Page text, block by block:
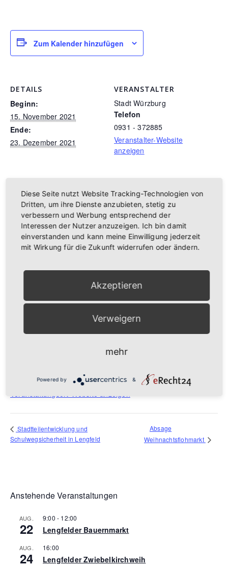
Zum Kalender hinzufügen
DETAILS
Beginn:
15. November 2021
Ende:
23. Dezember 2021
VERANSTALTER
Stadt Würzburg
Telefon
0931 - 372885
Veranstalter-Website
anzeigen
VERANSTALTUNGSORT
Rathaus Würzburg
Deutschland Google Karte anzeigen
0931 - 372885
Veranstaltungsort-Website anzeigen
Stadtteilentwicklung und
Schulwegsicherheit in Lengfeld
Absage
Weihnachtsflohmarkt
Anstehende Veranstaltungen
AUG.
22
9:00 - 12:00
Lengfelder Bauernmarkt
AUG.
24
16:00
Lengfelder Zwiebelkirchweih
Diese Seite nutzt Website Tracking-Technologien von
Dritten, um ihre Dienste anzubieten, stetig zu
verbessern und Werbung entsprechend der
Interessen der Nutzer anzuzeigen. Ich bin damit
einverstanden und kann meine Einwilligung jederzeit
mit Wirkung für die Zukunft widerrufen oder ändern.
Akzeptieren
Verweigern
mehr
Powered by &